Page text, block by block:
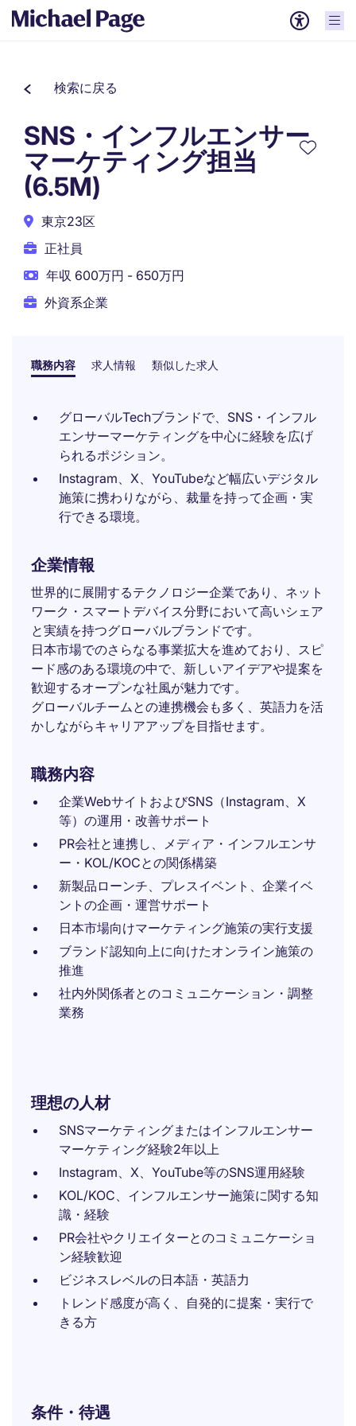
検索に戻る
SNS・インフルエンサー
マーケティング担当
(6.5M)
東京23区
正社員
年収 600万円 - 650万円
外資系企業
職務内容 求人情報 類似した求人
グローバルTechブランドで、SNS・インフル
エンサーマーケティングを中心に経験を広げ
られるポジション。
Instagram、X、YouTubeなど幅広いデジタル
施策に携わりながら、裁量を持って企画・実
行できる環境。
企業情報
世界的に展開するテクノロジー企業であり、ネット
ワーク・スマートデバイス分野において高いシェア
と実績を持つグローバルブランドです。
日本市場でのさらなる事業拡大を進めており、スピ
ード感のある環境の中で、新しいアイデアや提案を
歓迎するオープンな社風が魅力です。
グローバルチームとの連携機会も多く、英語力を活
かしながらキャリアアップを目指せます。
職務内容
企業WebサイトおよびSNS（Instagram、X
等）の運用・改善サポート
PR会社と連携し、メディア・インフルエンサ
ー・KOL/KOCとの関係構築
新製品ローンチ、プレスイベント、企業イベ
ントの企画・運営サポート
日本市場向けマーケティング施策の実行支援
ブランド認知向上に向けたオンライン施策の
推進
社内外関係者とのコミュニケーション・調整
業務
理想の人材
SNSマーケティングまたはインフルエンサー
マーケティング経験2年以上
Instagram、X、YouTube等のSNS運用経験
KOL/KOC、インフルエンサー施策に関する知
識・経験
PR会社やクリエイターとのコミュニケーショ
ン経験歓迎
ビジネスレベルの日本語・英語力
トレンド感度が高く、自発的に提案・実行で
きる方
条件・待遇